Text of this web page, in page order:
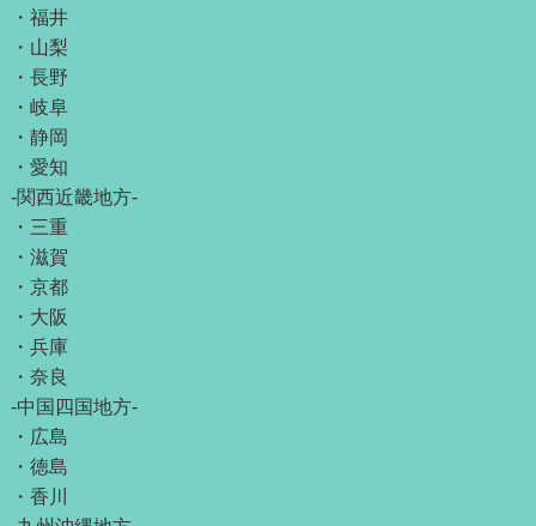
・ 福井
・ 山梨
・ 長野
・ 岐阜
・ 静岡
・ 愛知
-関西近畿地方-
・ 三重
・ 滋賀
・ 京都
・ 大阪
・ 兵庫
・ 奈良
-中国四国地方-
・ 広島
・ 徳島
・ 香川